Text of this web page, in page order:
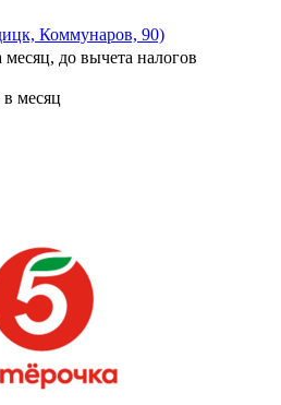
Коммунаров, 90)
месяц, до вычета налогов
месяц